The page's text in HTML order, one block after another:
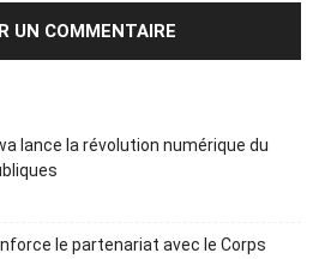
lance la révolution numérique du
le partenariat avec le Corps